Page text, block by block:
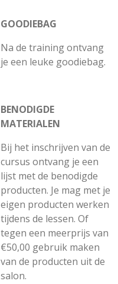
GOODIEBAG
Na de training ontvang
je een leuke goodiebag.
BENODIGDE
MATERIALEN
Bij het inschrijven van de
cursus ontvang je een
lijst met de benodigde
producten. Je mag met je
eigen producten werken
tijdens de lessen. Of
tegen een meerprijs van
€50,00 gebruik maken
van de producten uit de
salon.